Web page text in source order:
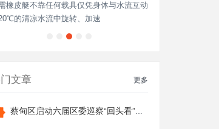
橡皮艇不靠任何载具仅凭身体与水流互动
的清凉水流中旋转、加速
更多
文章
蔡甸区启动六届区委巡察“回头看”反馈意见